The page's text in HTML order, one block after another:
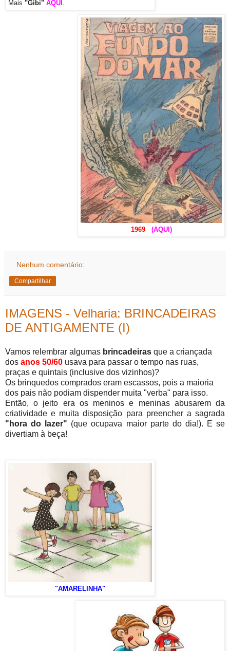
Mais "Gibi" AQUI .
1969 (AQUI)
Nenhum comentário:
Compartilhar
IMAGENS - Velharia: BRINCADEIRAS
DE ANTIGAMENTE (I)
Vamos relembrar algumas brincadeiras que a criançada
dos anos 50/60 usava para passar o tempo nas ruas,
praças e quintais (inclusive dos vizinhos)?
Os brinquedos comprados eram escassos, pois a maioria
dos pais não podiam dispender muita "verba" para isso.
Então, o jeito era os meninos e meninas abusarem da
criatividade e muita disposição para preencher a sagrada
"hora do lazer" (que ocupava maior parte do dia!). E se
divertiam à beça!
"AMARELINHA"